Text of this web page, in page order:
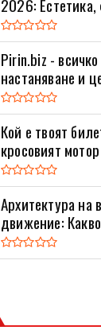
2026:
Pirin.biz -
настаняване и
Кой е твоят
кросовият
Архитектура на
движение: